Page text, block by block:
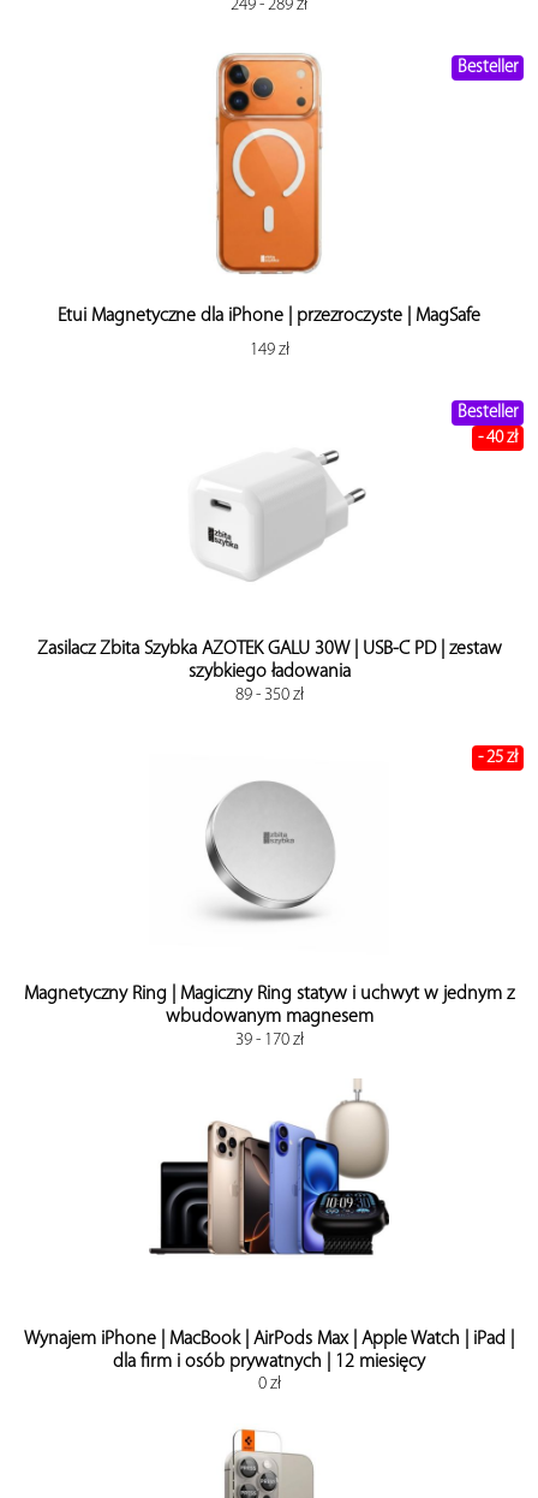
249 - 289 zł
Besteller
Etui Magnetyczne dla iPhone | przezroczyste | MagSafe
149 zł
Besteller
- 40 zł
Zasilacz Zbita Szybka AZOTEK GALU 30W | USB-C PD | zestaw
szybkiego ładowania
89 - 350 zł
- 25 zł
Magnetyczny Ring | Magiczny Ring statyw i uchwyt w jednym z
wbudowanym magnesem
39 - 170 zł
Wynajem iPhone | MacBook | AirPods Max | Apple Watch | iPad |
dla firm i osób prywatnych | 12 miesięcy
0 zł